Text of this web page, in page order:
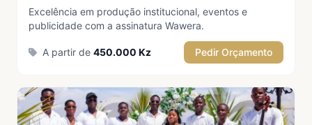
Excelência em produção institucional, eventos e
publicidade com a assinatura Wawera.
A partir de 450.000 Kz Pedir Orçamento